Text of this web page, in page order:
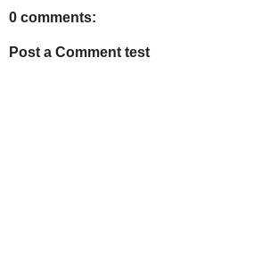
0 comments:
Post a Comment test